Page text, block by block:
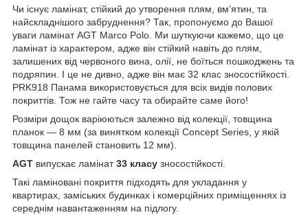
Чи існує ламінат, стійкий до утворення плям, вм'ятин, та
найскладнішого забруднення? Так, пропонуємо до Вашої
уваги ламінат AGT Marco Polo. Ми шуткуючи кажемо, що це
ламінат із характером, адже він стійкий навіть до плям,
залишених від червоного вина, олії, не боїться пошкоджень та
подряпин. І це не дивно, адже він має 32 клас зносостійкості.
PRK918 Панама використовується для всіх видів полових
покриттів. Тож не гайте часу та обирайте саме його!
Розміри дощок варіюються залежно від колекції, товщина
планок — 8 мм (за винятком колекції Concept Series, у якій
товщина панелей становить 12 мм).
AGT випускає ламінат33 класу зносостійкості.
Такі ламіновані покриття підходять для укладання у
квартирах, заміських будинках і комерційних приміщеннях із
середнім навантаженням на підлогу.